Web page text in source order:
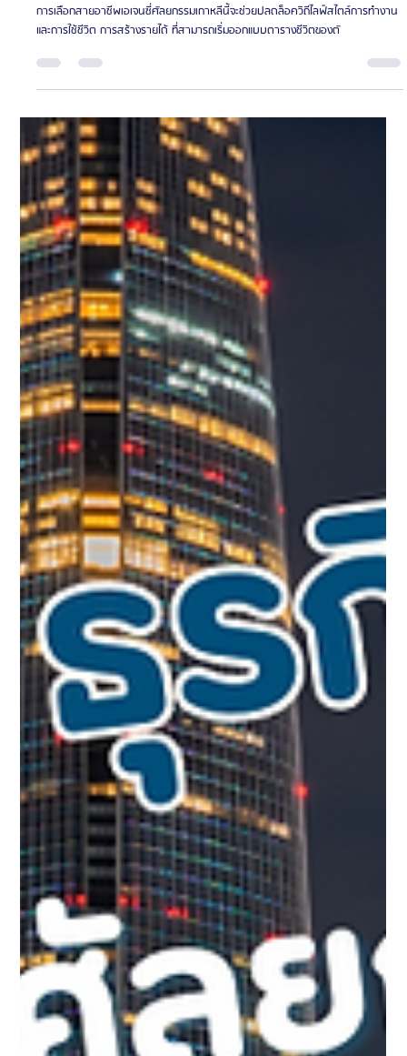
ยาว 1 นาที
ธุรกิจศัลยกรรมเกาหลี
3 เหตุผลที่คนอยากทำ “อาชีพเอเจนซี่ศัลยกรรมเกาหลี” 2024
การเลือกสายอาชีพเอเจนซี่ศัลยกรรมเกาหลีนี้จะช่วยปลดล็อควิถีไลฟ์สไตล์การทำงาน
และการใช้ชีวิต การสร้างรายได้ ที่สามารถเริ่มออกแบบตารางชีวิตของตั